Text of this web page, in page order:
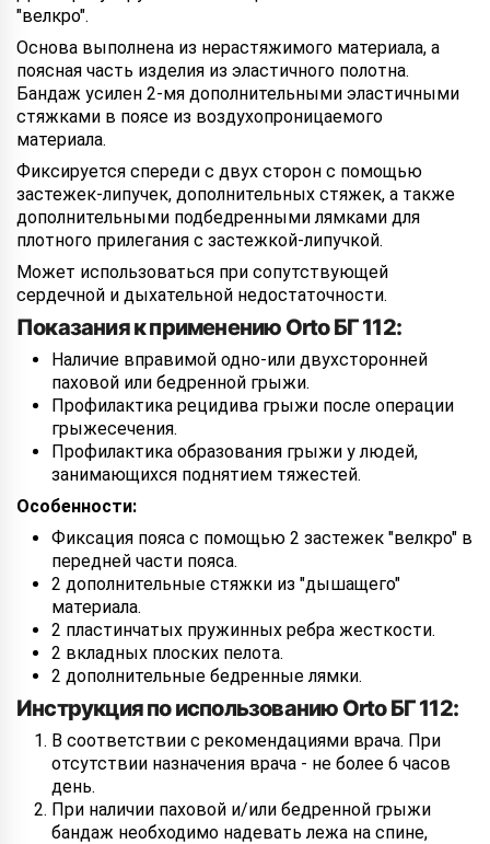
"велкро".
Основа выполнена из нерастяжимого материала, а
поясная часть изделия из эластичного полотна.
Бандаж усилен 2-мя дополнительными эластичными
стяжками в поясе из воздухопроницаемого
материала.
Фиксируется спереди с двух сторон с помощью
застежек-липучек, дополнительных стяжек, а также
дополнительными подбедренными лямками для
плотного прилегания с застежкой-липучкой.
Может использоваться при сопутствующей
сердечной и дыхательной недостаточности.
Показания к применению Orto БГ 112:
Наличие вправимой одно-или двухсторонней
паховой или бедренной грыжи.
Профилактика рецидива грыжи после операции
грыжесечения.
Профилактика образования грыжи у людей,
занимающихся поднятием тяжестей.
Особенности:
Фиксация пояса с помощью 2 застежек "велкро" в
передней части пояса.
2 дополнительные стяжки из "дышащего"
материала.
2 пластинчатых пружинных ребра жесткости.
2 вкладных плоских пелота.
2 дополнительные бедренные лямки.
Инструкция по использованию Orto БГ 112:
В соответствии с рекомендациями врача. При
отсутствии назначения врача - не более 6 часов
день.
При наличии паховой и/или бедренной грыжи
бандаж необходимо надевать лежа на спине,